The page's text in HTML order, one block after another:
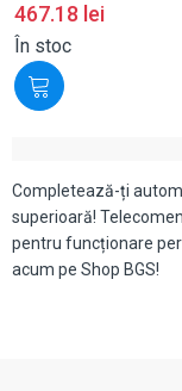
467.18 lei
În stoc
Completează-ți
superioară!
pentru funcționare
acum pe Shop BGS!